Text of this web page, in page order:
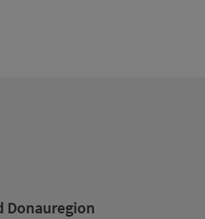
Donauregion